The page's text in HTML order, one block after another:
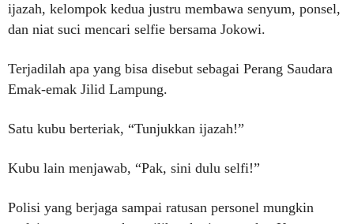
ijazah, kelompok kedua justru membawa senyum, ponsel,
dan niat suci mencari selfie bersama Jokowi.
Terjadilah apa yang bisa disebut sebagai Perang Saudara
Emak-emak Jilid Lampung.
Satu kubu berteriak, “Tunjukkan ijazah!”
Kubu lain menjawab, “Pak, sini dulu selfi!”
Polisi yang berjaga sampai ratusan personel mungkin